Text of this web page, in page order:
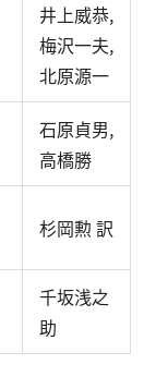
井上威恭,
梅沢一夫,
北原源一
石原貞男,
高橋勝
杉岡勲 訳
千坂浅之
助